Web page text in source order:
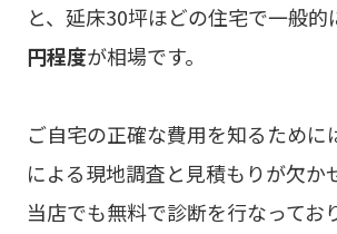
と、延床30坪ほどの住宅で一般的
円程度が相場です。
ご自宅の正確な費用を知るために
による現地調査と見積もりが欠か
当店でも無料で診断を行なってお